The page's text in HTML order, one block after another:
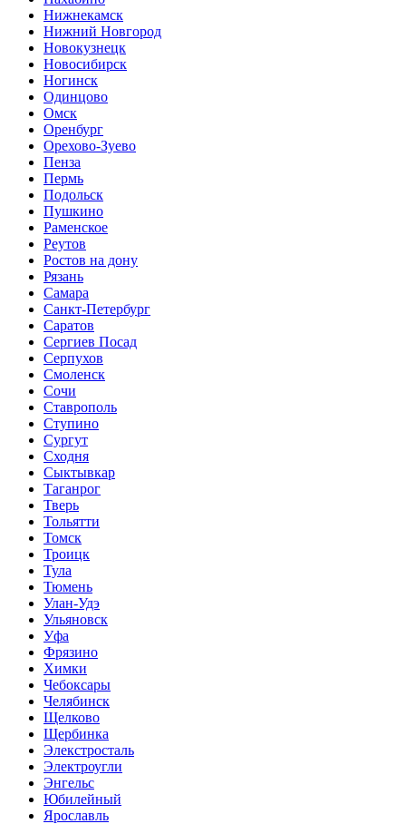
Нижнекамск
Нижний Новгород
Новокузнецк
Новосибирск
Ногинск
Одинцово
Омск
Оренбург
Орехово-Зуево
Пенза
Пермь
Подольск
Пушкино
Раменское
Реутов
Ростов на дону
Рязань
Самара
Санкт-Петербург
Саратов
Сергиев Посад
Серпухов
Смоленск
Сочи
Ставрополь
Ступино
Сургут
Сходня
Сыктывкар
Таганрог
Тверь
Тольятти
Томск
Троицк
Тула
Тюмень
Улан-Удэ
Ульяновск
Уфа
Фрязино
Химки
Чебоксары
Челябинск
Щелково
Щербинка
Элекстросталь
Электроугли
Энгельс
Юбилейный
Ярославль